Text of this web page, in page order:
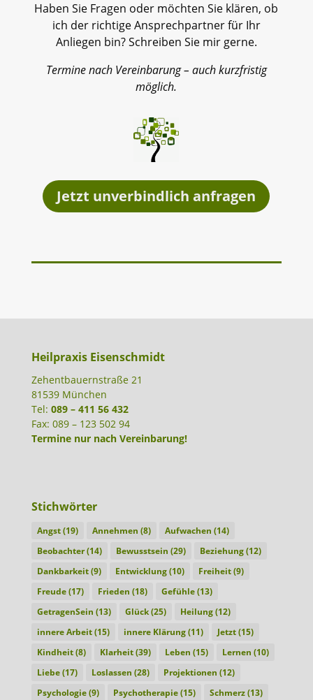
Haben Sie Fragen oder möchten Sie klären, ob
ich der richtige Ansprechpartner für Ihr
Anliegen bin? Schreiben Sie mir gerne.
Termine nach Vereinbarung – auch kurzfristig
möglich.
Jetzt unverbindlich anfragen
Heilpraxis Eisenschmidt
Zehentbauernstraße 21
81539 München
Tel: 089 – 411 56 432
Fax: 089 – 123 502 94
Termine nur nach Vereinbarung!
Stichwörter
Angst(19) Annehmen (8) Aufwachen (14)
Beobachter(14) Bewusstsein (29) Beziehung(12)
Dankbarkeit(9) Entwicklung(10) Freiheit(9)
Freude(17) Frieden (18) Gefühle(13)
GetragenSein (13) Glück(25) Heilung(12)
innere Arbeit(15) innere Klärung(11) Jetzt(15)
Kindheit(8) Klarheit(39) Leben (15) Lernen (10)
Liebe(17) Loslassen (28) Projektionen (12)
Psychologie(9) Psychotherapie(15) Schmerz(13)